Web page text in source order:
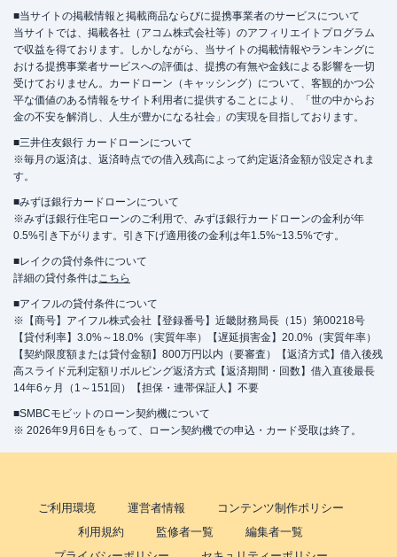
■当サイトの掲載情報と掲載商品ならびに提携事業者のサービスについて
当サイトでは、掲載各社（アコム株式会社等）のアフィリエイトプログラム
で収益を得ております。しかしながら、当サイトの掲載情報やランキングに
おける提携事業者サービスへの評価は、提携の有無や金銭による影響を一切
受けておりません。カードローン（キャッシング）について、客観的かつ公
平な価値のある情報をサイト利用者に提供することにより、「世の中からお
金の不安を解消し、人生が豊かになる社会」の実現を目指しております。
■三井住友銀行 カードローンについて
※毎月の返済は、返済時点での借入残高によって約定返済金額が設定されま
す。
■みずほ銀行カードローンについて
※みずほ銀行住宅ローンのご利用で、みずほ銀行カードローンの金利が年
0.5%引き下がります。引き下げ適用後の金利は年1.5%~13.5%です。
■レイクの貸付条件について
詳細の貸付条件はこちら
■アイフルの貸付条件について
※【商号】アイフル株式会社【登録番号】近畿財務局長（15）第00218号
【貸付利率】3.0%～18.0%（実質年率）【遅延損害金】20.0%（実質年率）
【契約限度額または貸付金額】800万円以内（要審査）【返済方式】借入後残
高スライド元利定額リボルビング返済方式【返済期間・回数】借入直後最長
14年6ヶ月（1～151回）【担保・連帯保証人】不要
■SMBCモビットのローン契約機について
※ 2026年9月6日をもって、ローン契約機での申込・カード受取は終了。
ご利用環境 運営者情報
コンテンツ制作ポリシー
利用規約
監修者一覧
編集者一覧